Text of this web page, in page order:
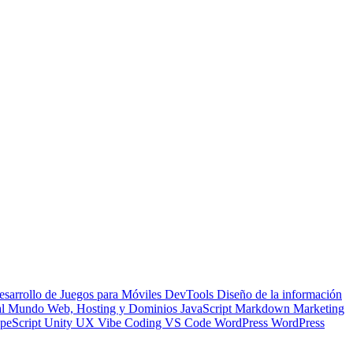
de Juegos para Móviles DevTools Diseño de la información
Mundo Web, Hosting y Dominios JavaScript Markdown Marketing
Unity UX Vibe Coding VS Code WordPress WordPress